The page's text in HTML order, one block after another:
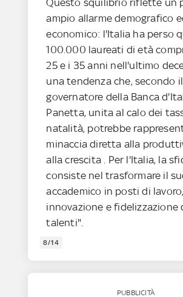
ampio allarme demografico
economico: l'Italia ha perso
100.000 laureati di età
25 e i 35 anni nell'ultimo
una tendenza che, secondo il
governatore della Banca
Panetta, unita al calo dei
natalità, potrebbe
minaccia diretta alla
alla crescita . Per l'Italia, la
consiste nel trasformare il
accademico in posti di lavoro,
innovazione e fidelizzazione
talenti".
8/14
PUBBLICITÀ